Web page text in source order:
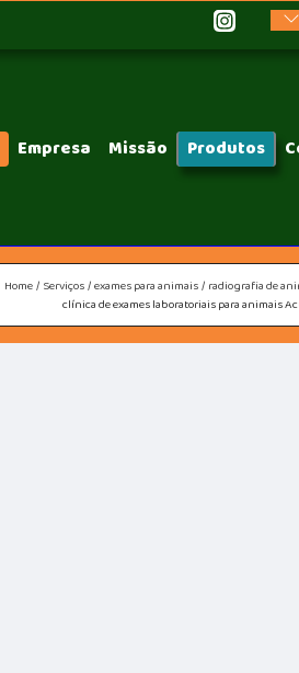
Empresa Missão Produtos
Home Serviços exames para animais radiografia de
clínica de exames laboratoriais para animais